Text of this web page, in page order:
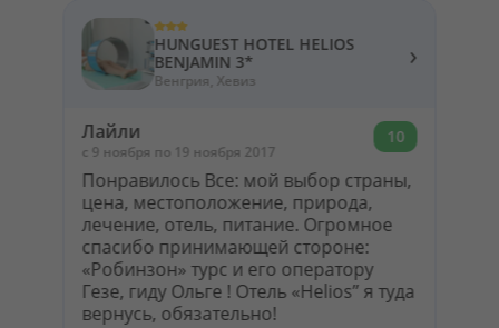
HUNGUEST HOTEL HELIOS
BENJAMIN 3*
Венгрия, Хевиз
›
Лайли
c 9 ноября по 19 ноября 2017
10
Понравилось Все: мой выбор страны,
цена, местоположение, природа,
лечение, отель, питание. Огромное
спасибо принимающей стороне:
«Робинзон» турс и его оператору
Гезе, гиду Ольге ! Отель «Helios” я туда
вернусь, обязательно!